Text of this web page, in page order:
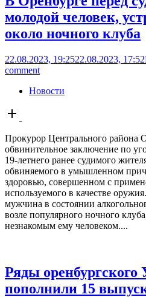
молодой человек,
около ночного клуба
22.08.2023, 19:2522.08.2023, 17:52
comment
Новости
Open
post
Прокурор Центрального района
обвинительное заключение по
19-летнего ранее судимого
обвиняемого в умышленном
здоровью, совершенном с
используемого в качестве
мужчина в состоянии
возле популярного ночного
незнакомым ему человеком....
Ряды
пополнили 15